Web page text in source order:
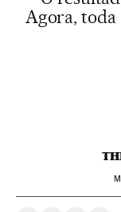
Agora, toda